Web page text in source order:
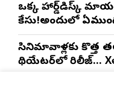
ఒక్క హార్డ్‌డిస్క్
కేసు!అందులో
సినిమావాళ్లకు కొత్త
థియేటర్‌లో రిలీజ్…